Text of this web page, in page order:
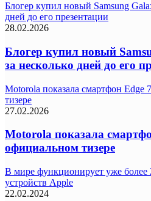
Блогер купил новый Samsung
дней до его презентации
28.02.2026
Блогер купил новый
за несколько дней до его
Motorola показала смартфон Edge
тизере
27.02.2026
Motorola показала
официальном тизере
В мире функционирует уже более
устройств Apple
22.02.2024